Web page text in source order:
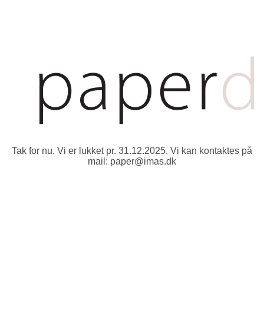
Tak for nu. Vi er lukket pr. 31.12.2025. Vi kan kontaktes på
mail: paper@imas.dk